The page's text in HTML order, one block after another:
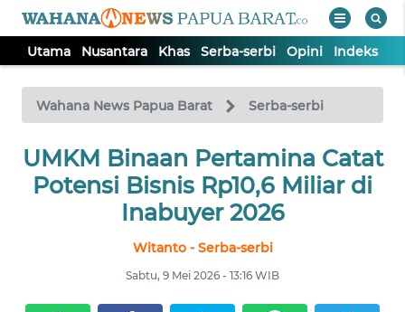
Utama Nusantara Khas Serba-serbi Opini Indeks
Wahana News Papua Barat Serba-serbi
UMKM Binaan Pertamina Catat
Potensi Bisnis Rp10,6 Miliar di
Inabuyer 2026
Witanto - Serba-serbi
Sabtu, 9 Mei 2026 - 13:16 WIB
TV
Tutup
UTAMA
SERBA-